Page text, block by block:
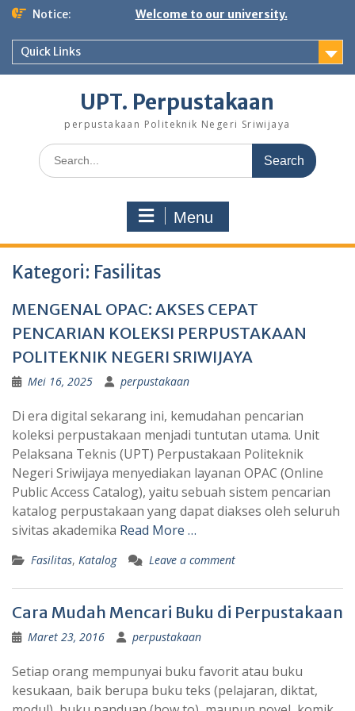
Notice: Welcome to our university.
Quick Links
UPT. Perpustakaan
perpustakaan Politeknik Negeri Sriwijaya
Menu
Kategori: Fasilitas
MENGENAL OPAC: AKSES CEPAT
PENCARIAN KOLEKSI PERPUSTAKAAN
POLITEKNIK NEGERI SRIWIJAYA
Mei 16, 2025 perpustakaan
Di era digital sekarang ini, kemudahan pencarian
koleksi perpustakaan menjadi tuntutan utama. Unit
Pelaksana Teknis (UPT) Perpustakaan Politeknik
Negeri Sriwijaya menyediakan layanan OPAC (Online
Public Access Catalog), yaitu sebuah sistem pencarian
katalog perpustakaan yang dapat diakses oleh seluruh
sivitas akademika Read More …
Fasilitas, Katalog Leave a comment
Cara Mudah Mencari Buku di Perpustakaan
Maret 23, 2016 perpustakaan
Setiap orang mempunyai buku favorit atau buku
kesukaan, baik berupa buku teks (pelajaran, diktat,